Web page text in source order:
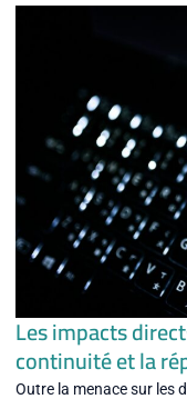
Les impacts
continuité et la
Outre la menace sur les